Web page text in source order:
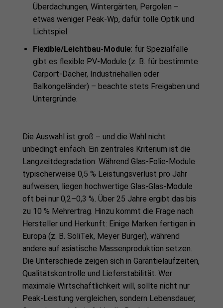
Überdachungen, Wintergärten, Pergolen –
etwas weniger Peak-Wp, dafür tolle Optik und
Lichtspiel.
Flexible/Leichtbau-Module: für Spezialfälle
gibt es flexible PV-Module (z. B. für bestimmte
Carport-Dächer, Industriehallen oder
Balkongeländer) – beachte stets Freigaben und
Untergründe.
Die Auswahl ist groß – und die Wahl nicht
unbedingt einfach. Ein zentrales Kriterium ist die
Langzeitdegradation: Während Glas-Folie-Module
typischerweise 0,5 % Leistungsverlust pro Jahr
aufweisen, liegen hochwertige Glas-Glas-Module
oft bei nur 0,2–0,3 %. Über 25 Jahre ergibt das bis
zu 10 % Mehrertrag. Hinzu kommt die Frage nach
Hersteller und Herkunft: Einige Marken fertigen in
Europa (z. B. SoliTek, Meyer Burger), während
andere auf asiatische Massenproduktion setzen.
Die Unterschiede zeigen sich in Garantielaufzeiten,
Qualitätskontrolle und Lieferstabilität. Wer
maximale Wirtschaftlichkeit will, sollte nicht nur
Peak-Leistung vergleichen, sondern Lebensdauer,